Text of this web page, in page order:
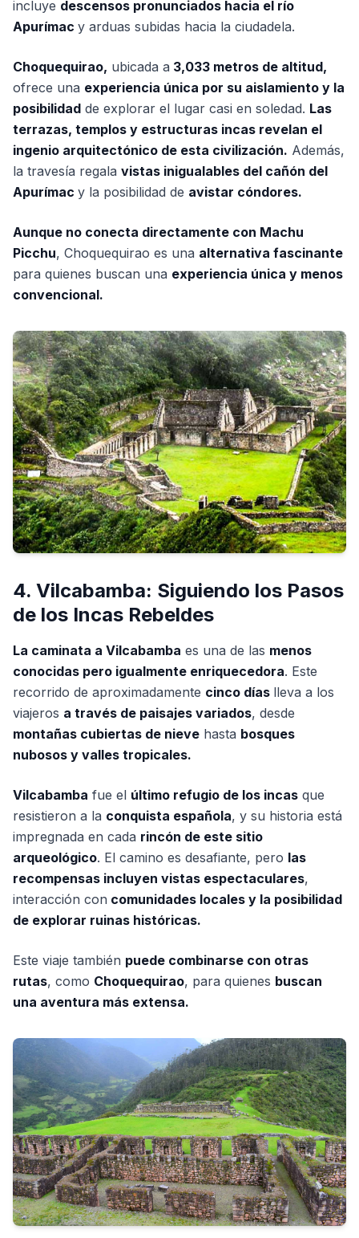
incluye descensos pronunciados hacia el río
Apurímac y arduas subidas hacia la ciudadela.
Choquequirao, ubicada a 3,033 metros de altitud,
ofrece una experiencia única por su aislamiento y la
posibilidad de explorar el lugar casi en soledad. Las
terrazas, templos y estructuras incas revelan el
ingenio arquitectónico de esta civilización. Además,
la travesía regala vistas inigualables del cañón del
Apurímac y la posibilidad de avistar cóndores.
Aunque no conecta directamente con Machu
Picchu, Choquequirao es una alternativa fascinante
para quienes buscan una experiencia única y menos
convencional.
4. Vilcabamba: Siguiendo los Pasos
de los Incas Rebeldes
La caminata a Vilcabamba es una de las menos
conocidas pero igualmente enriquecedora. Este
recorrido de aproximadamente cinco días lleva a los
viajeros a través de paisajes variados, desde
montañas cubiertas de nieve hasta bosques
nubosos y valles tropicales.
Vilcabamba fue el último refugio de los incas que
resistieron a la conquista española, y su historia está
impregnada en cada rincón de este sitio
arqueológico. El camino es desafiante, pero las
recompensas incluyen vistas espectaculares,
interacción con comunidades locales y la posibilidad
de explorar ruinas históricas.
Este viaje también puede combinarse con otras
rutas, como Choquequirao, para quienes buscan
una aventura más extensa.